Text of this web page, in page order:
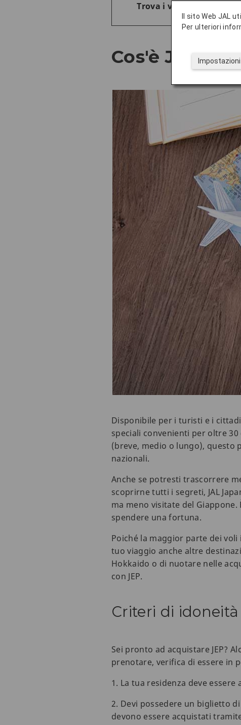
Trova i voli e prenota con
Cos'è JAL
Disponibile per i turisti e i
speciali convenienti per oltre
(breve, medio o lungo), questo
nazionali.
Anche se potresti trascorrere
scoprirne tutti i segreti, JAL
ma meno visitate del
spendere una fortuna.
Poiché la maggior parte dei
tuo viaggio anche altre
Hokkaido o di nuotare nelle
con JEP.
Criteri di idoneità
Sei pronto ad acquistare JEP?
prenotare, verifica di essere in
1. La tua residenza deve
2. Devi possedere un biglietto
devono essere acquistati
Il sito Web JAL
Per ulteriori